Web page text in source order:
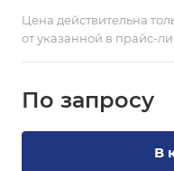
Цена действительна
от указанной в прайс-
По запросу
В